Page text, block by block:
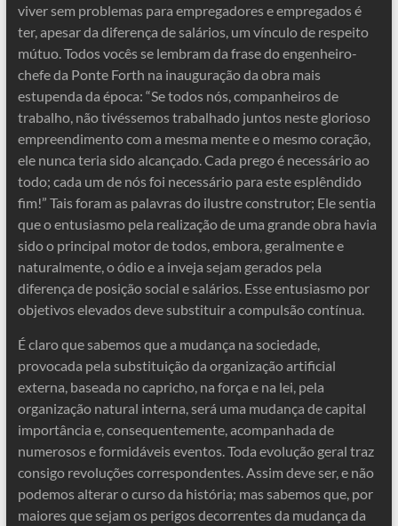
viver sem problemas para empregadores e empregados é
ter, apesar da diferença de salários, um vínculo de respeito
mútuo. Todos vocês se lembram da frase do engenheiro-
chefe da Ponte Forth na inauguração da obra mais
estupenda da época: “Se todos nós, companheiros de
trabalho, não tivéssemos trabalhado juntos neste glorioso
empreendimento com a mesma mente e o mesmo coração,
ele nunca teria sido alcançado. Cada prego é necessário ao
todo; cada um de nós foi necessário para este esplêndido
fim!” Tais foram as palavras do ilustre construtor; Ele sentia
que o entusiasmo pela realização de uma grande obra havia
sido o principal motor de todos, embora, geralmente e
naturalmente, o ódio e a inveja sejam gerados pela
diferença de posição social e salários. Esse entusiasmo por
objetivos elevados deve substituir a compulsão contínua.
É claro que sabemos que a mudança na sociedade,
provocada pela substituição da organização artificial
externa, baseada no capricho, na força e na lei, pela
organização natural interna, será uma mudança de capital
importância e, consequentemente, acompanhada de
numerosos e formidáveis ​​eventos. Toda evolução geral traz
consigo revoluções correspondentes. Assim deve ser, e não
podemos alterar o curso da história; mas sabemos que, por
maiores que sejam os perigos decorrentes da mudança da